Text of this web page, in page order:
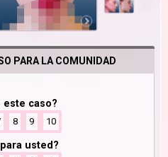
PARA LA COMUNIDAD
este caso?
8 9 10
usted?